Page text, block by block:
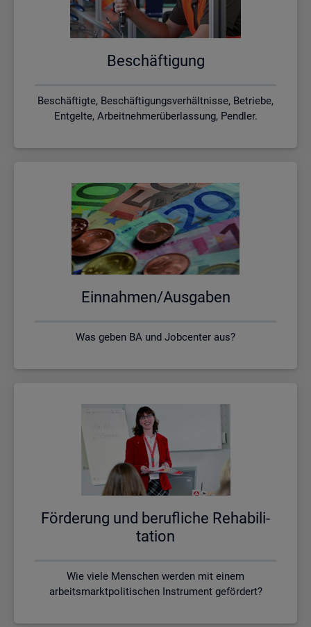
Be­schäf­ti­gung
Beschäftigte, Beschäftigungsverhältnisse, Betriebe,
Entgelte, Arbeitnehmerüberlassung, Pendler.
Ein­nah­men/Aus­ga­ben
Was geben BA und Jobcenter aus?
För­de­rung und be­ruf­li­che Re­ha­bi­li­
ta­ti­on
Wie viele Menschen werden mit einem
arbeitsmarktpolitischen Instrument gefördert?